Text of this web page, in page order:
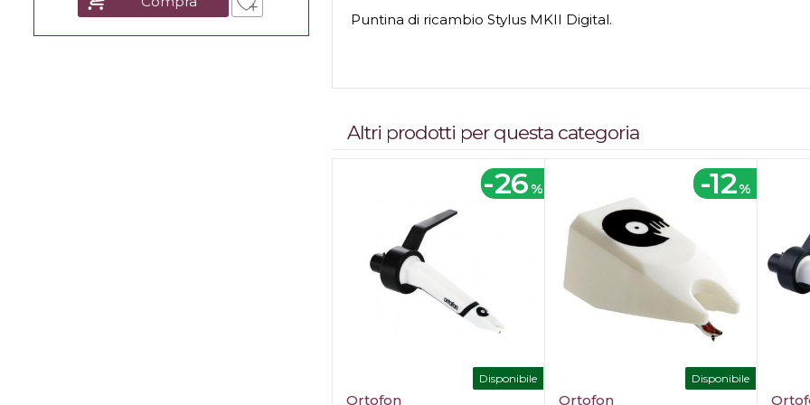
Puntina di ricambio Stylus MKII Digital.
Altri prodotti per questa categoria
-26 %
Disponibile
Ortofon
-12%
Disponibile
Ortofon